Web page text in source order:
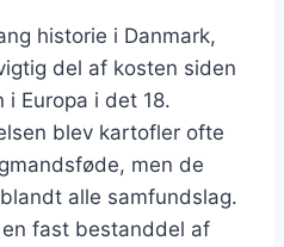
historie i Danmark,
del af kosten siden
Europa i det 18.
blev kartofler ofte
men de
alle samfundslag.
fast bestanddel af